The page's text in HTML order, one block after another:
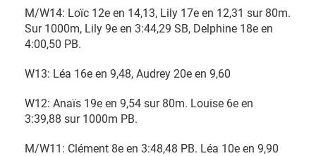
M/W14: Loïc 12e en 14,13, Lily 17e en 12,31 sur 80m.
Sur 1000m, Lily 9e en 3:44,29 SB, Delphine 18e en
4:00,50 PB.
W13: Léa 16e en 9,48, Audrey 20e en 9,60
W12: Anaïs 19e en 9,54 sur 80m. Louise 6e en
3:39,88 sur 1000m PB.
M/W11: Clément 8e en 3:48,48 PB. Léa 10e en 9,90